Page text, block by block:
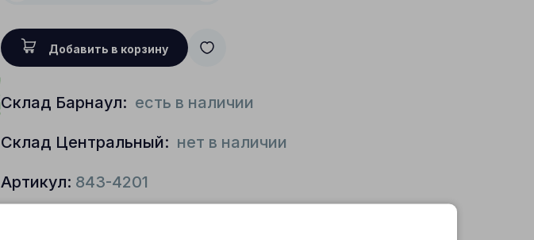
Добавить в корзину
Склад Барнаул: есть в наличии
Склад Центральный: нет в наличии
Артикул: 843-4201